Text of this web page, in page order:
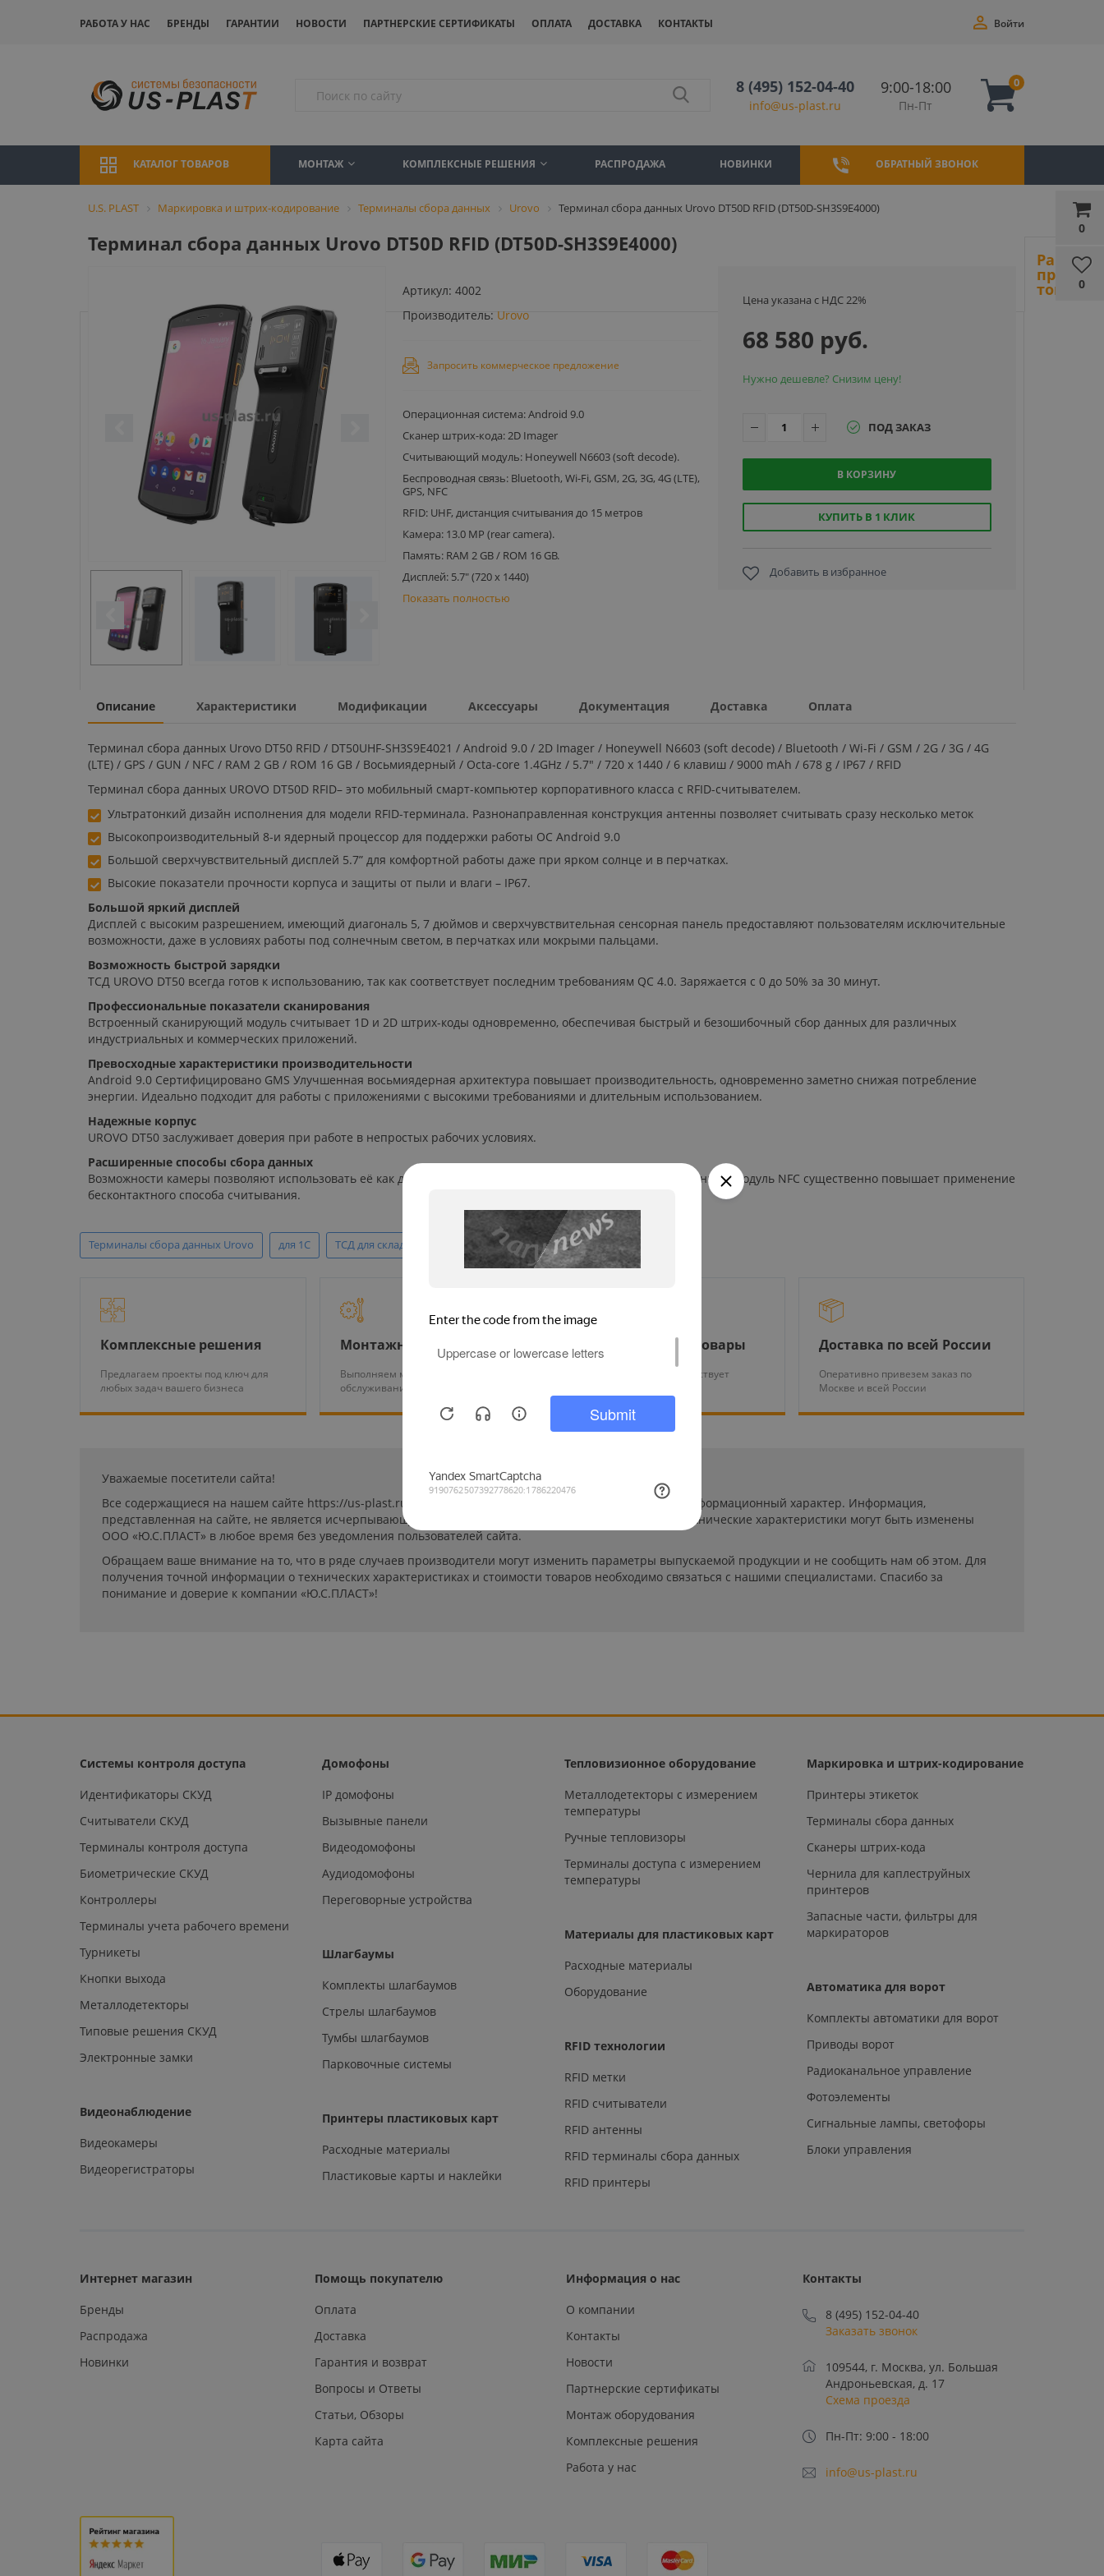
РАБОТА У НАС БРЕНДЫ ГАРАНТИИ НОВОСТИ ПАРТНЕРСКИЕ СЕРТИФИКАТЫ ОПЛАТА ДОСТАВКА КОНТАКТЫ
0
0
Войти
8 (495) 152-04-40
info@us-plast.ru
9:00-18:00
Пн-Пт
0
КАТАЛОГ ТОВАРОВ МОНТАЖ КОМПЛЕКСНЫЕ РЕШЕНИЯ РАСПРОДАЖА НОВИНКИ ОБРАТНЫЙ ЗВОНОК
U.S. PLAST Маркировка и штрих-кодирование Терминалы сбора данных Urovo Терминал сбора данных Urovo DT50D RFID (DT50D-SH3S9E4000)
Терминал сбора данных Urovo DT50D RFID (DT50D-SH3S9E4000)
Артикул: 4002
Производитель: Urovo
Запросить коммерческое предложение
Операционная система: Android 9.0
Сканер штрих-кода: 2D Imager
Считывающий модуль: Honeywell N6603 (soft decode).
Беспроводная связь: Bluetooth, Wi-Fi, GSM, 2G, 3G, 4G (LTE),
GPS, NFC
RFID: UHF, дистанция считывания до 15 метров
Камера: 13.0 MP (rear camera).
Память: RAM 2 GB / ROM 16 GB.
Дисплей: 5.7" (720 x 1440)
Показать полностью
Цена указана с НДС 22%
68 580 руб.
Нужно дешевле? Снизим цену!
ПОД ЗАКАЗ
В КОРЗИНУ
КУПИТЬ В 1 КЛИК
Добавить в избранное
Описание Характеристики Модификации Аксессуары Документация Доставка Оплата
Терминал сбора данных Urovo DT50 RFID / DT50UHF-SH3S9E4021 / Android 9.0 / 2D Imager / Honeywell N6603 (soft decode) / Bluetooth / Wi-Fi / GSM / 2G / 3G / 4G
(LTE) / GPS / GUN / NFC / RAM 2 GB / ROM 16 GB / Восьмиядерный / Octa-core 1.4GHz / 5.7" / 720 x 1440 / 6 клавиш / 9000 mAh / 678 g / IP67 / RFID
Терминал сбора данных UROVO DT50D RFID– это мобильный смарт-компьютер корпоративного класса с RFID-считывателем.
Ультратонкий дизайн исполнения для модели RFID-терминала. Разнонаправленная конструкция антенны позволяет считывать сразу несколько меток
Высокопроизводительный 8-и ядерный процессор для поддержки работы ОС Android 9.0
Большой сверхчувствительный дисплей 5.7” для комфортной работы даже при ярком солнце и в перчатках.
Высокие показатели прочности корпуса и защиты от пыли и влаги – IP67.
Большой яркий дисплей
Дисплей с высоким разрешением, имеющий диагональ 5, 7 дюймов и сверхчувствительная сенсорная панель предоставляют пользователям исключительные
возможности, даже в условиях работы под солнечным светом, в перчатках или мокрыми пальцами.
Возможность быстрой зарядки
ТСД UROVO DT50 всегда готов к использованию, так как соответствует последним требованиям QC 4.0. Заряжается с 0 до 50% за 30 минут.
Профессиональные показатели сканирования
Встроенный сканирующий модуль считывает 1D и 2D штрих-коды одновременно, обеспечивая быстрый и безошибочный сбор данных для различных
индустриальных и коммерческих приложений.
Превосходные характеристики производительности
Android 9.0 Сертифицировано GMS Улучшенная восьмиядерная архитектура повышает производительность, одновременно заметно снижая потребление
энергии. Идеально подходит для работы с приложениями с высокими требованиями и длительным использованием.
Надежные корпус
UROVO DT50 заслуживает доверия при работе в непростых рабочих условиях.
Расширенные способы сбора данных
Возможности камеры позволяют использовать её как для фото, так и для считывания штрих-кодов. Встроенный модуль NFC существенно повышает применение
бесконтактного способа считывания.
Терминалы сбора данных Urovo для 1С ТСД для склада Android Wi-Fi Смотреть все
Комплексные решения
Предлагаем проекты под ключ для
любых задач вашего бизнеса
Монтажные работы
Выполняем монтаж и тех.
обслуживание оборудования
Гарантия на все товары
На нашу продукцию действует
Доставка по всей России
Оперативно привезем заказ по
Москве и всей России
Уважаемые посетители сайта!
Все содержащиеся на нашем сайте https://us-plast.ru/ (далее «сайт») сведения носят исключительно информационный характер. Информация,
представленная на сайте, не является исчерпывающей. Указанные на сайте цены, комплектации и технические характеристики могут быть изменены
ООО «Ю.С.ПЛАСТ» в любое время без уведомления пользователей сайта.
Обращаем ваше внимание на то, что в ряде случаев производители могут изменить параметры выпускаемой продукции и не сообщить нам об этом. Для
получения точной информации о технических характеристиках и стоимости товаров необходимо связаться с нашими специалистами. Спасибо за
понимание и доверие к компании «Ю.С.ПЛАСТ»!
Ранее
товары
Системы контроля доступа
Идентификаторы СКУД
Считыватели СКУД
Терминалы контроля доступа
Биометрические СКУД
Контроллеры
Терминалы учета рабочего времени
Турникеты
Кнопки выхода
Металлодетекторы
Типовые решения СКУД
Электронные замки
Видеонаблюдение
Видеокамеры
Видеорегистраторы
Домофоны
IP домофоны
Вызывные панели
Видеодомофоны
Аудиодомофоны
Переговорные устройства
Шлагбаумы
Комплекты шлагбаумов
Стрелы шлагбаумов
Тумбы шлагбаумов
Парковочные системы
Принтеры пластиковых карт
Расходные материалы
Пластиковые карты и наклейки
Тепловизионное оборудование
Металлодетекторы с измерением
температуры
Ручные тепловизоры
Терминалы доступа с измерением
температуры
Материалы для пластиковых карт
Расходные материалы
Оборудование
RFID технологии
RFID метки
RFID считыватели
RFID антенны
RFID терминалы сбора данных
RFID принтеры
Маркировка и штрих-кодирование
Принтеры этикеток
Терминалы сбора данных
Сканеры штрих-кода
Чернила для каплеструйных
принтеров
Запасные части, фильтры для
маркираторов
Автоматика для ворот
Комплекты автоматики для ворот
Приводы ворот
Радиоканальное управление
Фотоэлементы
Сигнальные лампы, светофоры
Блоки управления
Интернет магазин
Бренды
Распродажа
Новинки
Помощь покупателю
Оплата
Доставка
Гарантия и возврат
Вопросы и Ответы
Статьи, Обзоры
Карта сайта
Информация о нас
О компании
Контакты
Новости
Партнерские сертификаты
Монтаж оборудования
Комплексные решения
Работа у нас
Контакты
8 (495) 152-04-40
Заказать звонок
109544, г. Москва, ул. Большая
Андроньевская, д. 17
Схема проезда
Пн-Пт: 9:00 - 18:00
info@us-plast.ru